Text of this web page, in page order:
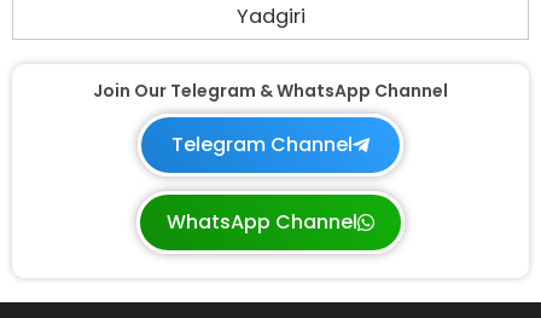
Yadgiri
Join Our Telegram & WhatsApp Channel
Telegram Channel
WhatsApp Channel